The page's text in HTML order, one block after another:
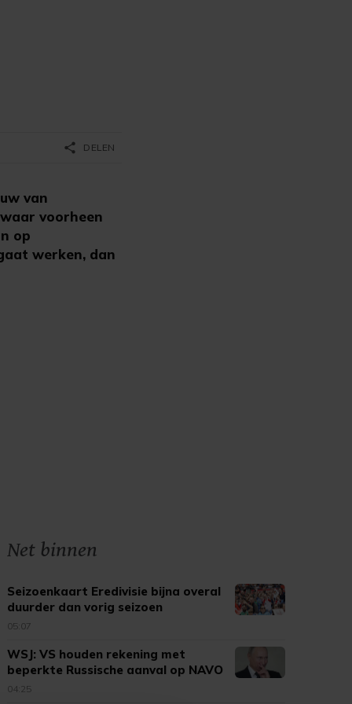
van
voorheen
op
werken, dan
share DELEN
Net binnen
Seizoenkaart Eredivisie bijna overal
duurder dan vorig seizoen
05:07
WSJ: VS houden rekening met
beperkte Russische aanval op NAVO
04:25